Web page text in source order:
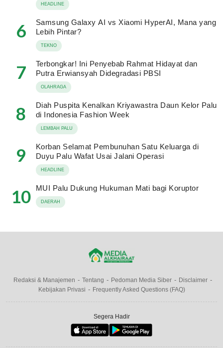
HEADLINE
6
Samsung Galaxy AI vs Xiaomi HyperAI, Mana yang
Lebih Pintar?
TEKNO
7
Terbongkar! Ini Penyebab Rahmat Hidayat dan
Putra Erwiansyah Didegradasi PBSI
OLAHRAGA
8
Diah Puspita Kenalkan Kriyawastra Daun Kelor Palu
di Indonesia Fashion Week
LEMBAH PALU
9
Korban Selamat Pembunuhan Satu Keluarga di
Duyu Palu Wafat Usai Jalani Operasi
HEADLINE
10 MUI Palu Dukung Hukuman Mati bagi Koruptor
DAERAH
Redaksi & Manajemen Tentang Pedoman Media Siber
Disclaimer
Kebijakan Privasi
Frequently Asked Questions (FAQ)
Segera Hadir